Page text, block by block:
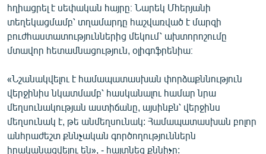
հղիացրել է սեփական հայրը։ Նարեկ Մհերյանի
տեղեկացմամբ՝ տղամարդը հաշվառված է մարզի
բուժհաստատություններից մեկում՝ ախտորոշումը
մտավոր հետամնացություն, օլիգոֆրենիա։
«Նշանակվելու է համապատասխան փորձաքննություն
վերջինիս նկատմամբ՝ հասկանալու համար նրա
մեղսունակության աստիճանը, այսինքն՝ վերջինս
մեղսունակ է, թե անմեղսունակ: Համապատասխան բոլոր
անհրաժեշտ քննչական գործողություններն
իրականացվելու են», - հայտնեց քննիչը: